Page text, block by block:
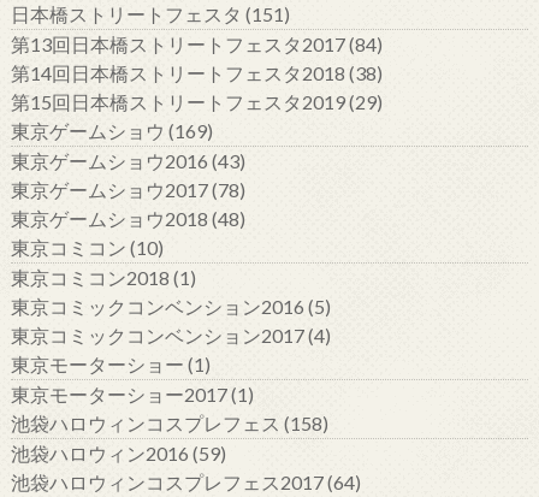
日本橋ストリートフェスタ (151)
第13回日本橋ストリートフェスタ2017(84)
第14回日本橋ストリートフェスタ2018 (38)
第15回日本橋ストリートフェスタ2019(29)
東京ゲームショウ (169)
東京ゲームショウ2016 (43)
東京ゲームショウ2017(78)
東京ゲームショウ2018 (48)
東京コミコン (10)
東京コミコン2018 (1)
東京コミックコンベンション2016 (5)
東京コミックコンベンション2017(4)
東京モーターショー (1)
東京モーターショー2017(1)
池袋ハロウィンコスプレフェス (158)
池袋ハロウィン2016 (59)
池袋ハロウィンコスプレフェス2017(64)